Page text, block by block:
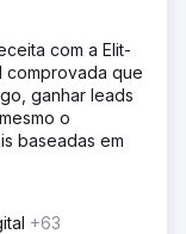
com a Elit-
comprovada que
ganhar leads
o
baseadas em
+63